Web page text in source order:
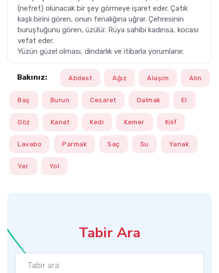
(nefret) olunacak bir şey görmeye işaret eder. Çatık
kaşlı birini gören, onun fenalığına uğrar. Çehresinin
buruştuğunu gören, üzülür. Rüya sahibi kadınsa, kocası
vefat eder.
Yüzün güzel olması, dindarlık ve itibarla yorumlanır.
Bakınız: Abdest Ağız Alaşım Alın
Baş Burun Cesaret Dalmak El
Göz Kanat Kedi Kemer Kılıf
Lavabo Parmak Saç Su Yanak
Yer Yol
Tabir Ara